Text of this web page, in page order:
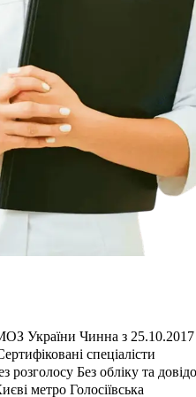
України Чинна з 25.10.2017
спеціалісти
розголосу Без обліку та
метро Голосіївська